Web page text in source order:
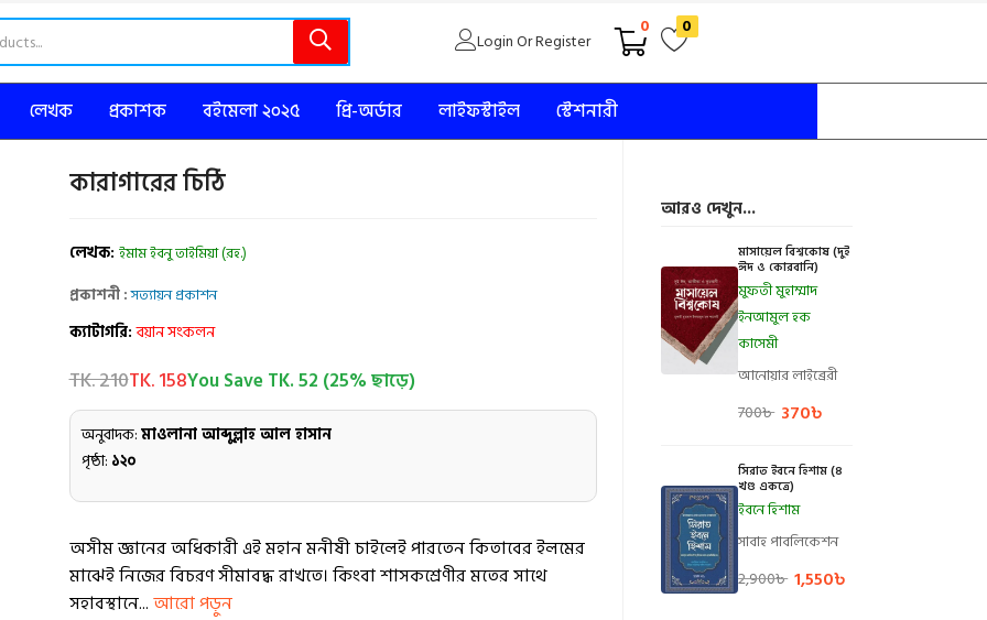
Login Or Register
0 0
লেখক প্রকাশক বইমেলা ২০২৫ প্রি-অর্ডার লাইফস্টাইল স্টেশনারী
আরও দেখুন...
মাসায়েল বিশ্বকোষ (দুই
ঈদ ও কোরবানি)
মুফতী মুহাম্মাদ
ইনআমুল হক
কাসেমী
আনোয়ার লাইব্রেরী
700৳ 370৳
সিরাত ইবনে হিশাম (৪
খণ্ড একত্রে)
ইবনে হিশাম
সাবাহ পাবলিকেশন
2,900৳ 1,550৳
কারাগারের চিঠি
লেখক: ইমাম ইবনু তাইমিয়া (রহ.)
প্রকাশনী :সত্যায়ন প্রকাশন
ক্যাটাগরি:বয়ান সংকলন
TK. 210TK. 158You Save TK. 52 (25% ছাড়ে)
অনুবাদক:মাওলানা আব্দুল্লাহ আল হাসান
পৃষ্ঠা: ১২০
অসীম জ্ঞানের অধিকারী এই মহান মনীষী চাইলেই পারতেন কিতাবের ইলমের
মাঝেই নিজের বিচরণ সীমাবদ্ধ রাখতে। কিংবা শাসকশ্রেণীর মতের সাথে
সহাবস্থানে...আরো পড়ুন